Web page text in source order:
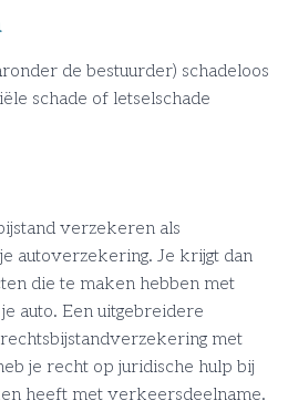
de bestuurder) schadeloos
schade of letselschade
verzekeren als
autoverzekering. Je krijgt dan
die te maken hebben met
auto. Een uitgebreidere
met
je recht op juridische hulp bij
heeft met verkeersdeelname.